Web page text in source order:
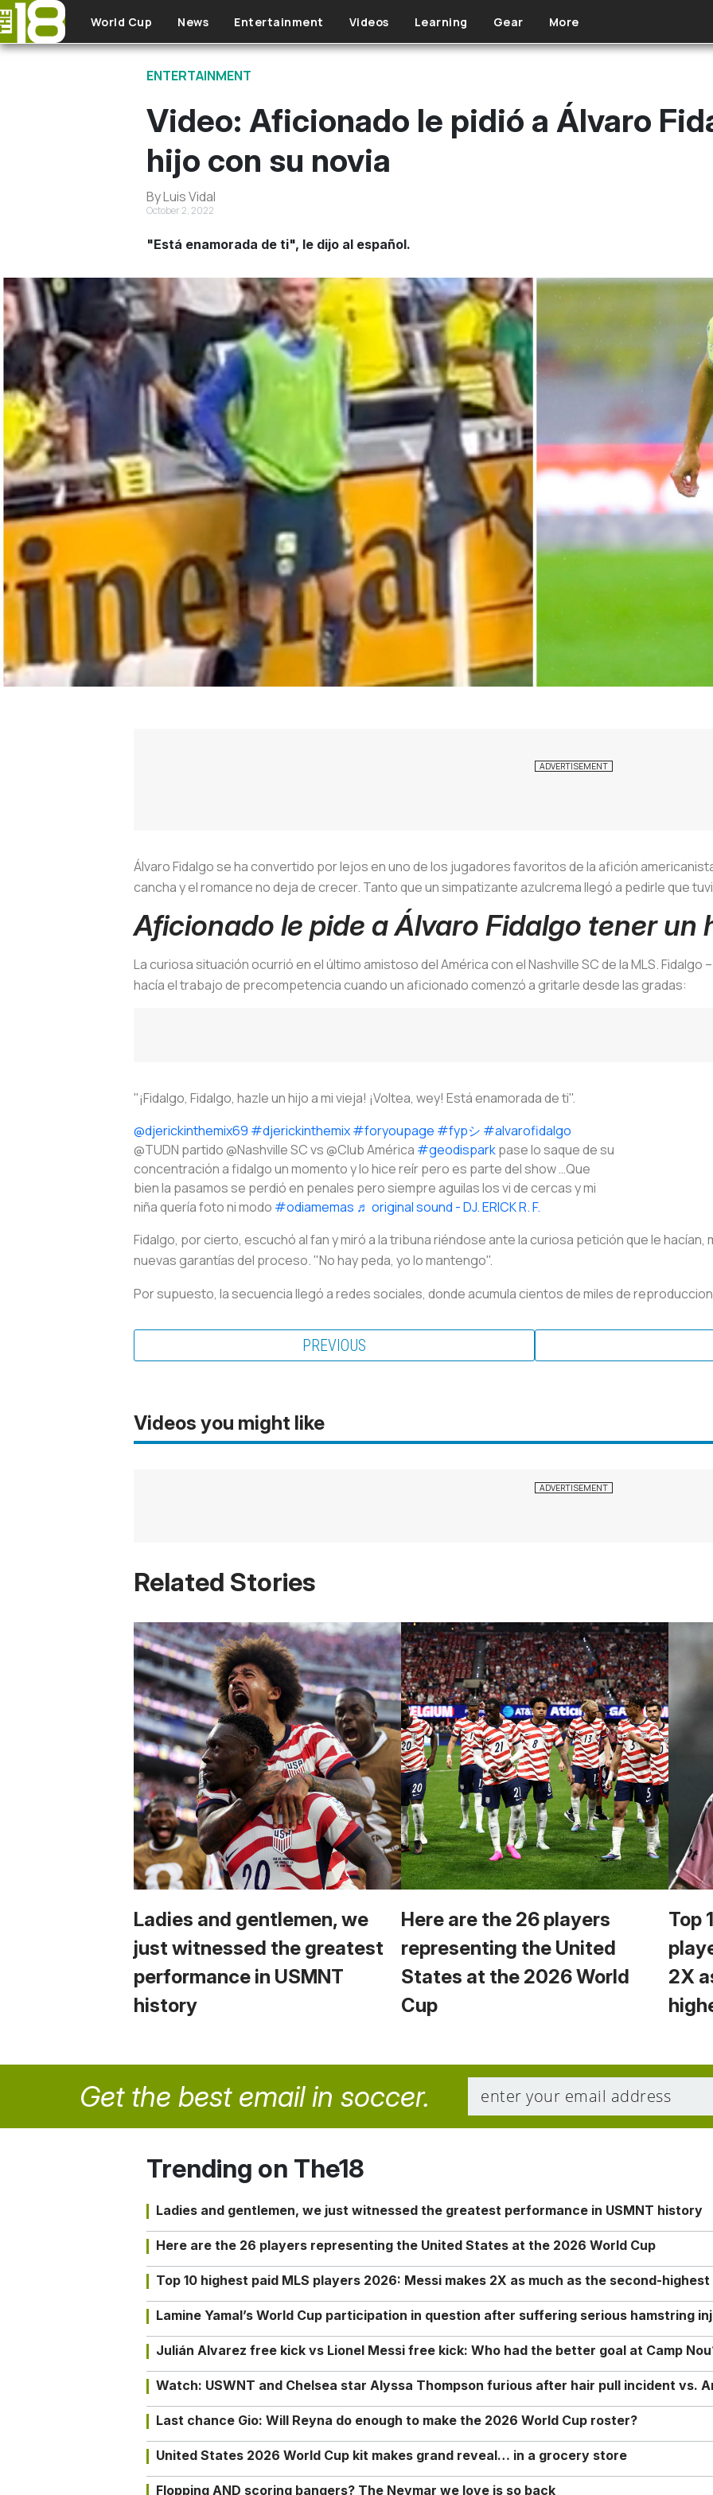
Skip to main content
World Cup News Entertainment Videos Learning Gear More
ENTERTAINMENT
Video: Aficionado le pidió a Álvaro
hijo con su novia
By Luis Vidal
October 2, 2022
"Está enamorada de ti", le dijo al español.
Álvaro Fidalgo se ha convertido por lejos en uno de los jugadores favoritos de la afición
cancha y el romance no deja de crecer. Tanto que un simpatizante azulcrema llegó a pedirle que
Aficionado le pide a Álvaro Fidalgo tener un
La curiosa situación ocurrió en el último amistoso del América con el Nashville SC de la MLS. Fidalgo
hacía el trabajo de precompetencia cuando un aficionado comenzó a gritarle desde las gradas:
"¡Fidalgo, Fidalgo, hazle un hijo a mi vieja! ¡Voltea, wey! Está enamorada de ti".
@djerickinthemix69 #djerickinthemix#foryoupage #fypシ #alvarofidalgo
@TUDN partido @Nashville SC vs @Club América #geodisparkpase lo saque de su
concentración a fidalgo un momento y lo hice reír pero es parte del show …Que
bien la pasamos se perdió en penales pero siempre aguilas los vi de cercas y mi
niña quería foto ni modo #odiamemas ♬ original sound - DJ. ERICK R. F.
Fidalgo, por cierto, escuchó al fan y miró a la tribuna riéndose ante la curiosa petición que le
nuevas garantías del proceso. "No hay peda, yo lo mantengo".
Por supuesto, la secuencia llegó a redes sociales, donde acumula cientos de miles de
PREVIOUS
Videos you might like
Related Stories
Ladies and gentlemen, we
just witnessed the greatest
performance in USMNT
history
Here are the 26 players
representing the United
States at the 2026 World
Cup
Top
2X
Get the best email in soccer.
Trending on The18
Ladies and gentlemen, we just witnessed the greatest performance in USMNT history
Here are the 26 players representing the United States at the 2026 World Cup
Top 10 highest paid MLS players 2026: Messi makes 2X as much as the second-highest
Lamine Yamal’s World Cup participation in question after suffering serious hamstring
Julián Alvarez free kick vs Lionel Messi free kick: Who had the better goal at Camp
Watch: USWNT and Chelsea star Alyssa Thompson furious after hair pull incident vs.
Last chance Gio: Will Reyna do enough to make the 2026 World Cup roster?
United States 2026 World Cup kit makes grand reveal… in a grocery store
Flopping AND scoring bangers? The Neymar we love is so back